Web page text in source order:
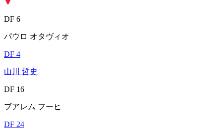
DF 6
パウロ オタヴィオ
DF 4
山川 哲史
DF 16
ブアレム フーヒ
DF 24